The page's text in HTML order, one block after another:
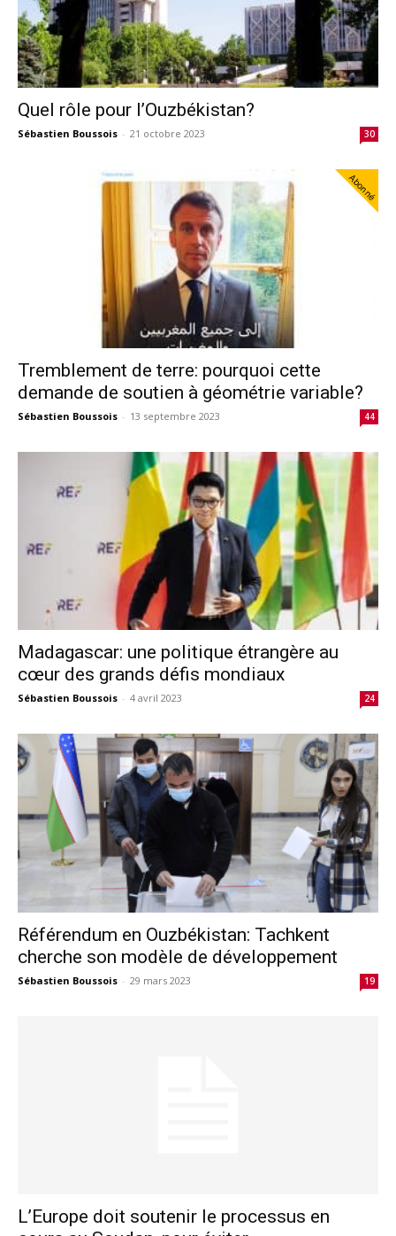
Quel rôle pour l’Ouzbékistan?
Sébastien Boussois - 21 octobre 2023 30
Abonné
Tremblement de terre: pourquoi cette
demande de soutien à géométrie variable?
Sébastien Boussois - 13 septembre 2023 44
Madagascar: une politique étrangère au
cœur des grands défis mondiaux
Sébastien Boussois - 4 avril 2023 24
Référendum en Ouzbékistan: Tachkent
cherche son modèle de développement
Sébastien Boussois - 29 mars 2023 19
L’Europe doit soutenir le processus en